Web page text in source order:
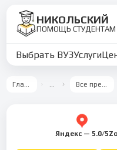
НИКОЛЬСКИЙ
ПОМОЩЬ СТУДЕНТАМ
Выбрать ВУЗУслуги
Главная … Все предметы
Яндекс — 5.0/5